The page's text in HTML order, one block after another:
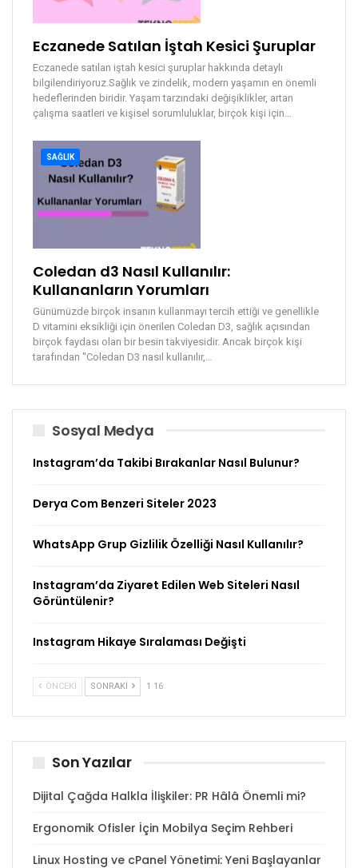
Eczanede Satılan İştah Kesici Şuruplar
Eczanede satılan iştah kesici şuruplar hakkında detaylı
bilgilendiriyoruz.Sağlık ve zindelik, modern yaşamın en önemli
hedeflerinden biridir. Yaşam tarzındaki değişiklikler, artan
çalışma saatleri ve kişisel sorumluluklar, birçok kişi için…
SAĞLIK
Coledan d3 Nasıl Kullanılır:
Kullananların Yorumları
Günümüzde birçok insanın kullanmayı tercih ettiği ve genellikle
D vitamini eksikliği için önerilen Coledan D3, sağlık açısından
birçok faydası olan bir besin takviyesidir. Ancak birçok kişi
tarafından "Coledan D3 nasıl kullanılır,
Sosyal Medya
Instagram’da Takibi Bırakanlar Nasıl Bulunur?
Derya Com Benzeri Siteler 2023
WhatsApp Grup Gizlilik Özelliği Nasıl Kullanılır?
Instagram’da Ziyaret Edilen Web Siteleri Nasıl
Görüntülenir?
Instagram Hikaye Sıralaması Değişti
ÖNCEKI SONRAKI 1 16
Son Yazılar
Dijital Çağda Halkla İlişkiler: PR Hâlâ Önemli mi?
Ergonomik Ofisler İçin Mobilya Seçim Rehberi
Linux Hosting ve cPanel Yönetimi: Yeni Başlayanlar